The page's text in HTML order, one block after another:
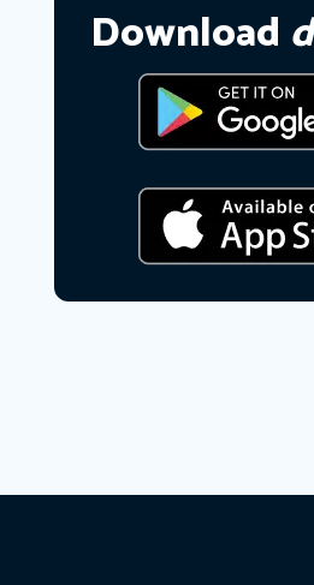
Download